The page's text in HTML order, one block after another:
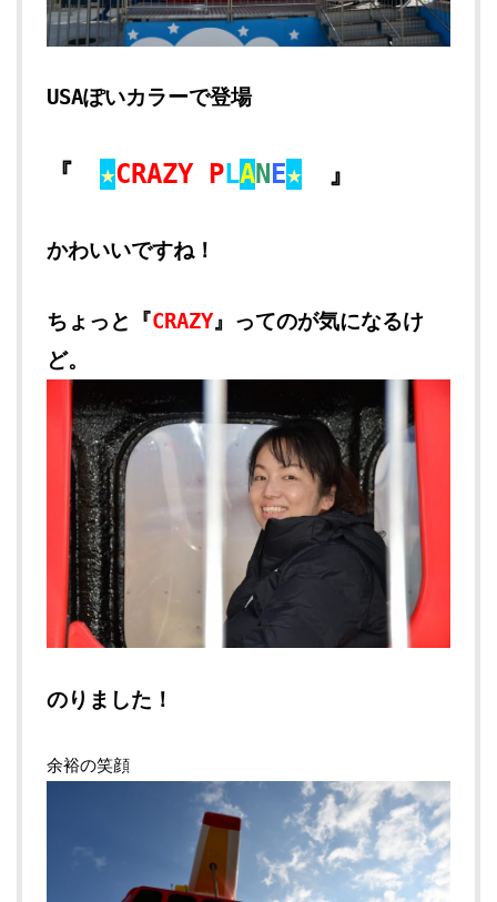
USAぽいカラーで登場
『 ★CRAZY PLANE★ 』
かわいいですね！
ちょっと『CRAZY』ってのが気になるけ
ど。
のりました！
余裕の笑顔